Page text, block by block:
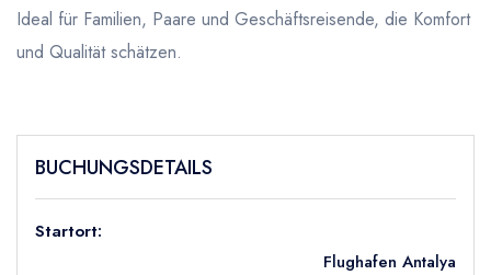
Ideal für Familien, Paare und Geschäftsreisende, die Komfort
und Qualität schätzen.
BUCHUNGSDETAILS
Startort:
Flughafen Antalya